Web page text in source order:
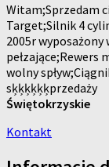
Witam;Sprzedam
Target;Silnik 4
2005r
pełzające;Rewers
wolny
sķķķķķķprzedaży
Świętokrzyskie
Kontakt